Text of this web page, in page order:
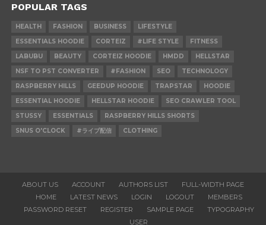
POPULAR TAGS
HEALTH FASHION BUSINESS
LIFESTYLE
ESSENTIALS HOODIE
CORTEIZ #LIFE STYLE
FITNESS
LABUBU
BEAUTY CORTEIZ HOODIE HMDD
HELLSTAR
NSF TO PST CONVERTER
#FASHION SEO
TECHNOLOGY
RASPBERRY HILLS
GEEDUP HOODIE TRAPSTAR
HOODIE
ESSENTIAL HOODIE
HELLSTAR HOODIE
SEO CRAWLER TOOL
STUSSY
ESSENTIALS
RASPBERRY HILLS SHORTS
SNUS O'CLOCK
#ライブ配信 CLOTHING
ABOUT US ACCOUNT AUTHORS LIST
FULL-WIDTH PAGE
HOME
LATEST NEWS LOGIN LOGOUT
MEMBERS
PASSWORD RESET
REGISTER SAMPLE PAGE
TYPOGRAPHY
USER